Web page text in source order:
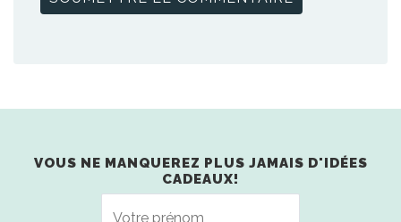
VOUS NE MANQUEREZ PLUS JAMAIS D'IDÉES
CADEAUX!